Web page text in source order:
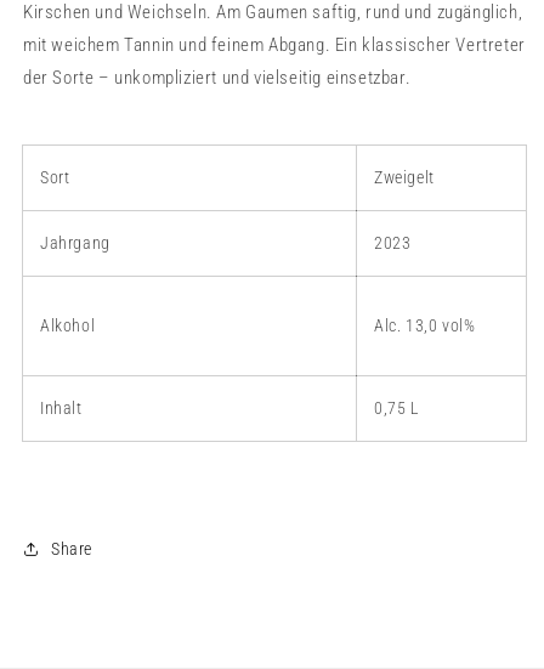
Kirschen und Weichseln. Am Gaumen saftig, rund und zugänglich,
mit weichem Tannin und feinem Abgang. Ein klassischer Vertreter
der Sorte – unkompliziert und vielseitig einsetzbar.
Sort Zweigelt
Jahrgang 2023
Alkohol Alc. 13,0 vol%
Inhalt 0,75 L
Share